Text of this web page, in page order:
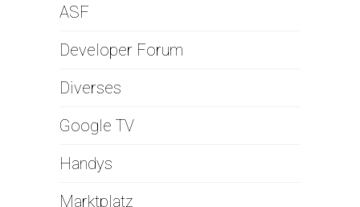
ASF
Developer Forum
Diverses
Google TV
Handys
Marktplatz